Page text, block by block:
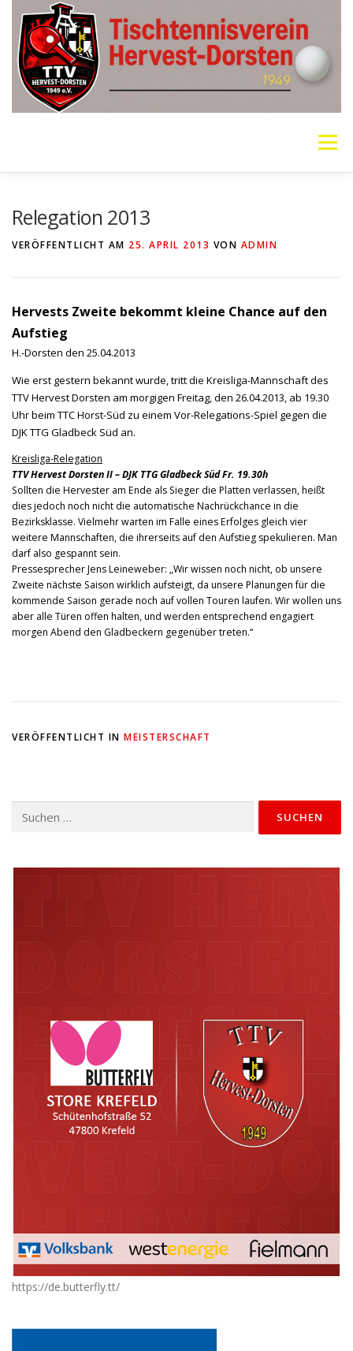
Inhalt
springen
Menü
SOCIAL MEDIA TT-NEWS WER SPIELT HEUTE?
Relegation 2013
VERÖFFENTLICHT AM 25. APRIL 2013 VON ADMIN
Hervests Zweite bekommt kleine Chance auf den
Aufstieg
H.-Dorsten den 25.04.2013
Wie erst gestern bekannt wurde, tritt die Kreisliga-Mannschaft des
TTV Hervest Dorsten am morgigen Freitag, den 26.04.2013, ab 19.30
Uhr beim TTC Horst-Süd zu einem Vor-Relegations-Spiel gegen die
DJK TTG Gladbeck Süd an.
Kreisliga-Relegation
TTV Hervest Dorsten II – DJK TTG Gladbeck SüdFr. 19.30h
Sollten die Hervester am Ende als Sieger die Platten verlassen, heißt
dies jedoch noch nicht die automatische Nachrückchance in die
Bezirksklasse. Vielmehr warten im Falle eines Erfolges gleich vier
weitere Mannschaften, die ihrerseits auf den Aufstieg spekulieren. Man
darf also gespannt sein.
Pressesprecher Jens Leineweber: „Wir wissen noch nicht, ob unsere
Zweite nächste Saison wirklich aufsteigt, da unsere Planungen für die
kommende Saison gerade noch auf vollen Touren laufen. Wir wollen uns
aber alle Türen offen halten, und werden entsprechend engagiert
morgen Abend den Gladbeckern gegenüber treten.“
VERÖFFENTLICHT IN MEISTERSCHAFT
nach:
https://de.butterfly.tt/